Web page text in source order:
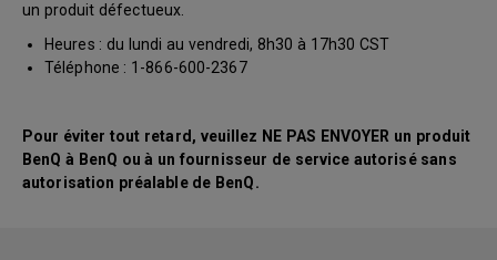
un produit défectueux.
Heures : du lundi au vendredi, 8h30 à 17h30 CST
Téléphone : 1-866-600-2367
Pour éviter tout retard, veuillez NE PAS ENVOYER un produit
BenQ à BenQ ou à un fournisseur de service autorisé sans
autorisation préalable de BenQ.